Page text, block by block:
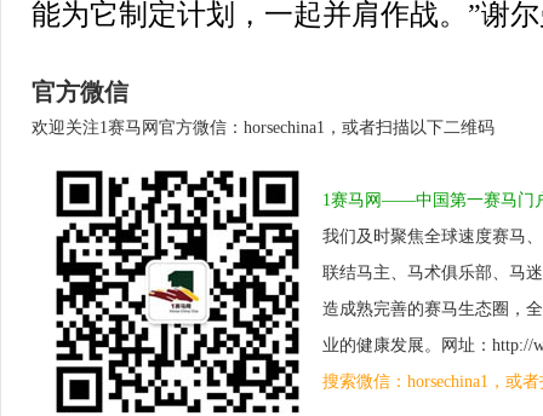
能为它制定计划，一起并肩作战。”谢
官方微信
欢迎关注1赛马网官方微信：horsechina1，或者扫描以下二维码
1赛马网——中国第一赛马门
我们及时聚焦全球速度赛马
联结马主、马术俱乐部、马
造成熟完善的赛马生态圈，
业的健康发展。网址：http://
搜索微信：horsechina1，或